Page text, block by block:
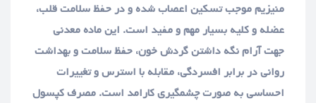
منیزیم موجب تسکین اعصاب شده و در حفظ سلامت قلب،
عضله و کلیه بسیار مهم و مفید است. این ماده معدنی
جهت آرام نگه داشتن گردش خون، حفظ سلامت و بهداشت
روانی در برابر افسردگی، مقابله با استرس و تغییرات
احساسی به صورت چشمگیری کارامد است. مصرف کپسول